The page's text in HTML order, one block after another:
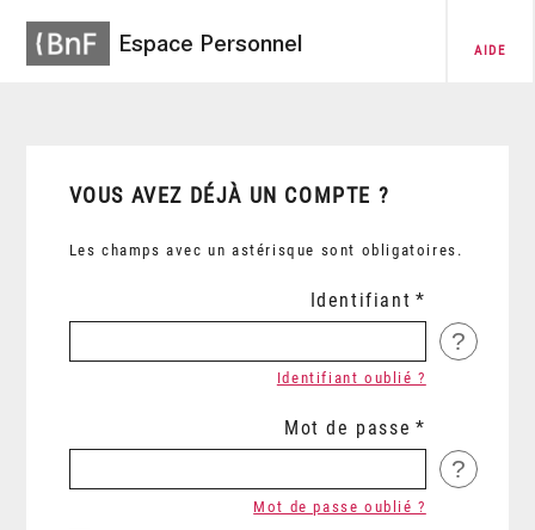
Espace Personnel AIDE
VOUS AVEZ DÉJÀ UN COMPTE ?
Les champs avec un astérisque sont obligatoires.
Identifiant
?
Identifiant oublié ?
Mot de passe
?
Mot de passe oublié ?